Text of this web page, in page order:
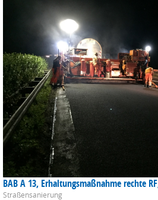
BAB A 13, Erhaltungsmaßnahme rechte
Straßensanierung